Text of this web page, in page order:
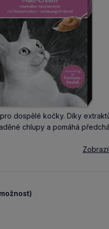
dospělé kočky. Díky
chlupy a pomáhá